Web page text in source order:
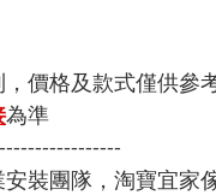
價格及款式僅供參
為準
裝團隊，淘寶宜家